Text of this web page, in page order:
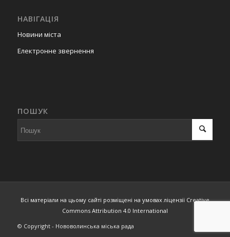
НАВІГАЦІЯ
Новини міста
Електронне звернення
ПОШУК
Всі матеріали на цьому сайті розміщені на умовах ліцензії Creative
Commons Attribution 4.0 International
© Copyright - Нововолинська міська рада